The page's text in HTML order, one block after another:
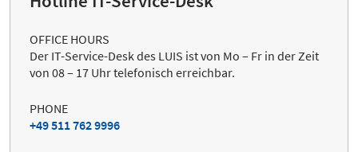
OFFICE HOURS
Der IT-Service-Desk des LUIS ist von Mo – Fr in der Zeit
von 08 – 17 Uhr telefonisch erreichbar.
PHONE
+49 511 762 9996